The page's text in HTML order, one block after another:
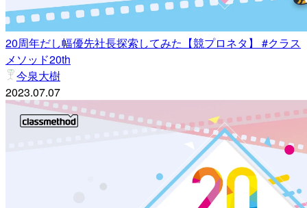
20周年だし幅優先社長探索してみた【競プロネタ】 #クラス
メソッド20th
今泉大樹
2023.07.07